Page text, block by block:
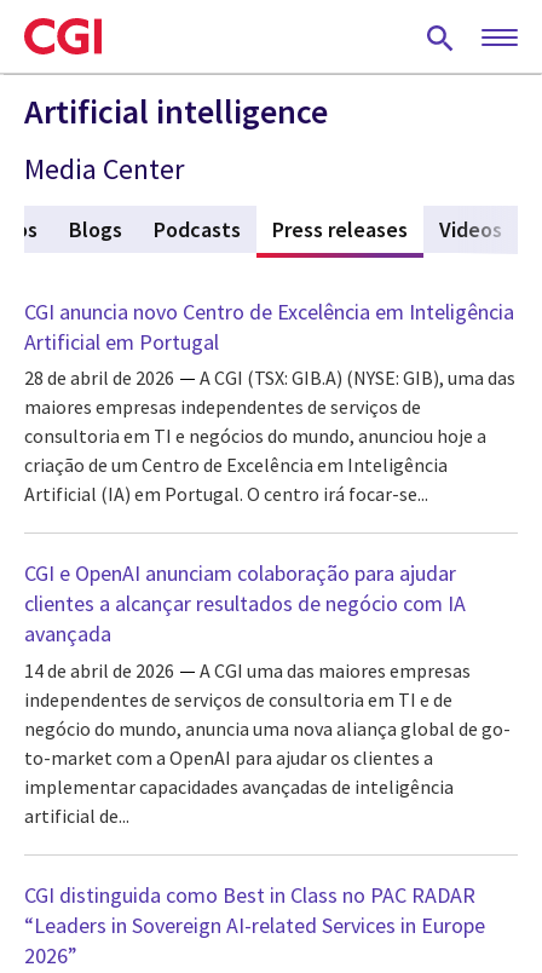
Skip
to
main
content
Artificial intelligence
Media Center
Blogs Podcasts Press releases (active tab)
Videos
CGI anuncia novo Centro de Excelência em Inteligência
Artificial em Portugal
28 de abril de 2026
A CGI (TSX: GIB.A) (NYSE: GIB), uma das
maiores empresas independentes de serviços de
consultoria em TI e negócios do mundo, anunciou hoje a
criação de um Centro de Excelência em Inteligência
Artificial (IA) em Portugal. O centro irá focar-se...
CGI e OpenAI anunciam colaboração para ajudar
clientes a alcançar resultados de negócio com IA
avançada
14 de abril de 2026
A CGI uma das maiores empresas
independentes de serviços de consultoria em TI e de
negócio do mundo, anuncia uma nova aliança global de go-
to-market com a OpenAI para ajudar os clientes a
implementar capacidades avançadas de inteligência
artificial de...
CGI distinguida como Best in Class no PAC RADAR
“Leaders in Sovereign AI-related Services in Europe
2026”